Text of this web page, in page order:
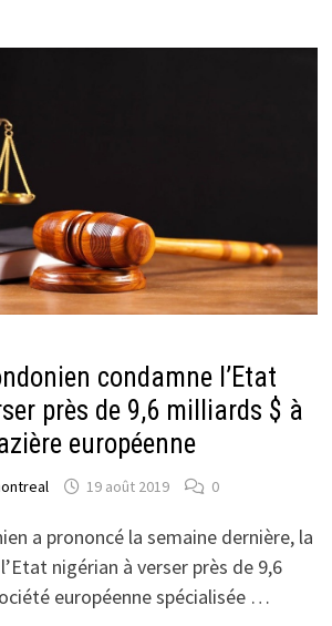
condamne l’Etat
près de 9,6 milliards $ à
européenne
19 août 2019 0
a prononcé la semaine dernière, la
nigérian à verser près de 9,6
européenne spécialisée …